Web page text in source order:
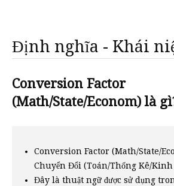
Định nghĩa - Khái
Conversion Factor
(Math/State/Econom) là gì
Conversion Factor (Math/State/
Chuyển Đổi (Toán/Thống Kê/Kinh
Đây là thuật ngữ được sử dụng